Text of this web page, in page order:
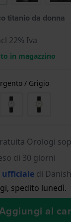
titanio da donna
22% Iva
in magazzino
/ Grigio
Orologi
di 30 giorni
ufficiale di
spedito lunedì.
al